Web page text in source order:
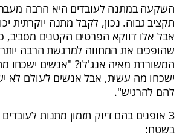
השקעה במתנה לעובדים היא הרבה
תקציב גבוה. נכון, לקבל מתנה יוקרתית
אבל אלו דווקא הפרטים הקטנים מסביב,
שהופכים את המחווה למרגשת הרבה
המשוררת מאיה אנג'לו? "אנשים ישכחו
ישכחו מה עשית, אבל אנשים לעולם לא
להם להרגיש".
3 אופנים בהם דיוק תזמון מתנות לעובדים
בשטח: